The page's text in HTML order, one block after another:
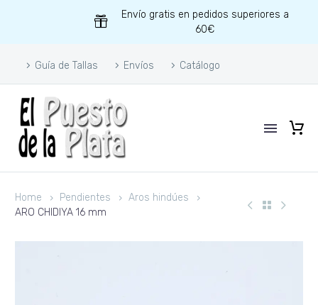
Envío gratis en pedidos superiores a
60€
Guía de Tallas Envíos Catálogo
Home Pendientes
Aros hindúes
ARO CHIDIYA 16 mm